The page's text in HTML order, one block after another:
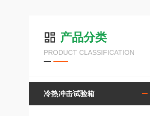
产品分类
PRODUCT CLASSIFICATION
冷热冲击试验箱